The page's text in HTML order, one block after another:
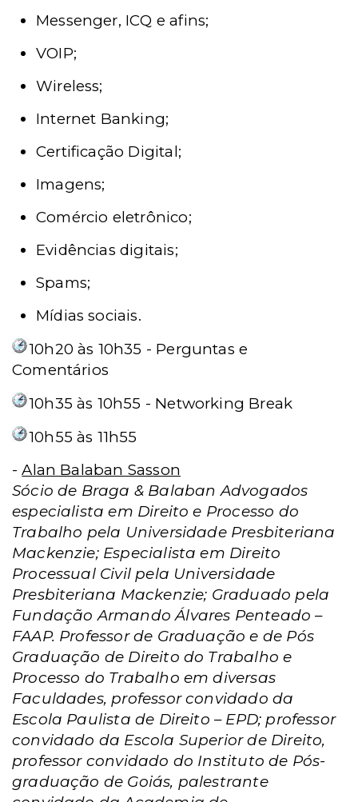
Messenger, ICQ e afins;
VOIP;
Wireless;
Internet Banking;
Certificação Digital;
Imagens;
Comércio eletrônico;
Evidências digitais;
Spams;
Mídias sociais.
10h20 às 10h35 - Perguntas e
Comentários
10h35 às 10h55 - Networking Break
10h55 às 11h55
-Alan Balaban Sasson
Sócio de Braga & Balaban Advogados
especialista em Direito e Processo do
Trabalho pela Universidade Presbiteriana
Mackenzie; Especialista em Direito
Processual Civil pela Universidade
Presbiteriana Mackenzie; Graduado pela
Fundação Armando Álvares Penteado –
FAAP. Professor de Graduação e de Pós
Graduação de Direito do Trabalho e
Processo do Trabalho em diversas
Faculdades, professor convidado da
Escola Paulista de Direito – EPD; professor
convidado da Escola Superior de Direito,
professor convidado do Instituto de Pós-
graduação de Goiás, palestrante